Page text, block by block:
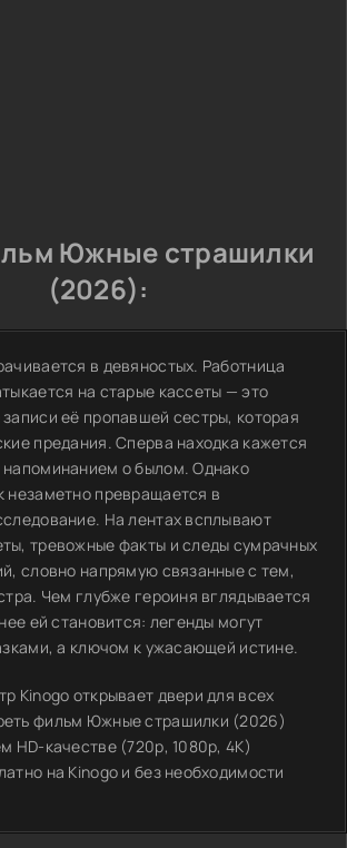
Южные страшилки
(2026):
в девяностых. Работница
на старые кассеты — это
её пропавшей сестры, которая
предания. Сперва находка кажется
о былом. Однако
незаметно превращается в
На лентах всплывают
тревожные факты и следы сумрачных
словно напрямую связанные с тем,
Чем глубже героиня вглядывается
ей становится: легенды могут
а ключом к ужасающей истине.
Kinogo открывает двери для всех
фильм Южные страшилки (2026)
HD-качестве (720p, 1080p, 4K)
на Kinogo и без необходимости